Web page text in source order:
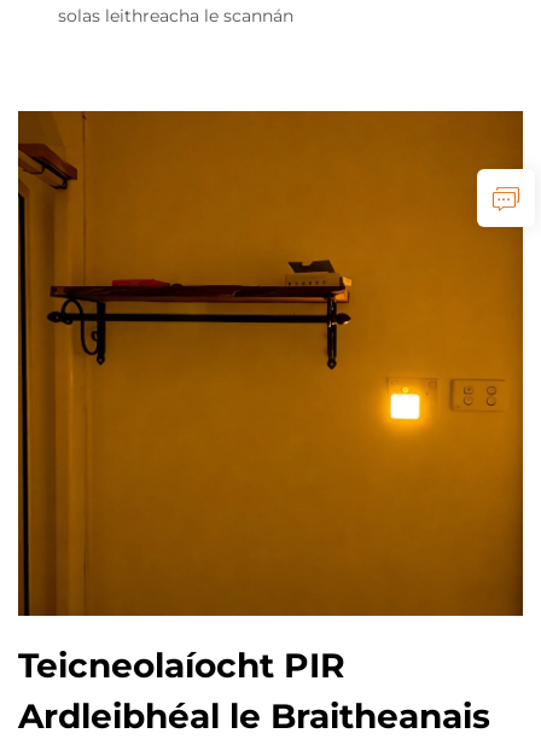
solas leithreacha le scannán
Teicneolaíocht PIR
Ardleibhéal le Braitheanais